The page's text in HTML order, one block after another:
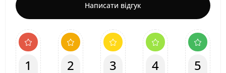
Написати відгук
1 2 3 4 5